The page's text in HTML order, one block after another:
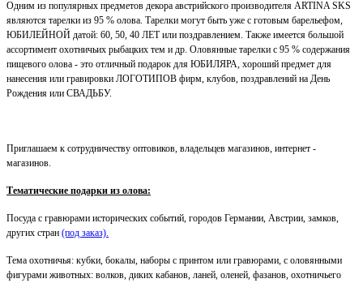
Одним из популярных предметов декора австрийского производителя ARTINA SKS
являются тарелки из 95 % олова. Тарелки могут быть уже с готовым барельефом,
ЮБИЛЕЙНОЙ датой: 60, 50, 40 ЛЕТ или поздравлением. Также имеется большой
ассортимент охотничьих рыбацких тем и др. Оловянные тарелки с 95 % содержания
пищевого олова - это отличный подарок для ЮБИЛЯРА, хороший предмет для
нанесения или гравировки ЛОГОТИПОВ фирм, клубов, поздравлений на День
Рождения или СВАДЬБУ.
Приглашаем к сотрудничеству оптовиков, владельцев магазинов, интернет -
магазинов.
Тематические подарки из олова:
Посуда с гравюрами исторических событий, городов Германии, Австрии, замков,
других стран (под заказ).
Тема охотничья: кубки, бокалы, наборы с принтом или гравюрами, с оловянными
фигурами животных: волков, диких кабанов, ланей, оленей, фазанов, охотничьего